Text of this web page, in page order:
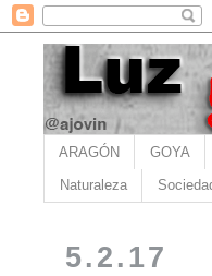
ARAGÓN GOYA
Naturaleza
5.2.17